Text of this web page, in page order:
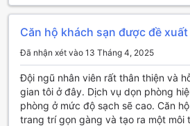
chuyển đáng chú ý. Khách sạn này
trong việc di chuyển. Ngoài ra, Abar
cũng tổ chức các tour du lịch để du
phá thành phố một cách thuận tiện
Khách sạn cũng có dịch vụ đậu xe
giúp du khách không phải lo lắng về
Nếu du khách muốn tự lái, Abar
cấp dịch vụ thuê xe, giúp du khách
Căn hộ khách sạn được đề xuất
Đã nhận xét vào 13 Tháng 4, 2025
Đội ngũ nhân viên rất thân thiện và
gian tôi ở đây. Dịch vụ dọn phòng
phòng ở mức độ sạch sẽ cao. Căn
trang trí gọn gàng và tạo ra một môi